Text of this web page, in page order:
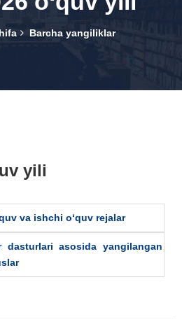
Barcha yangiliklar
yili
va ishchi o‘quv rejalar
dasturlari asosida yangilangan